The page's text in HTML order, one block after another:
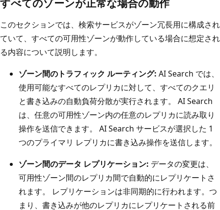
すべてのゾーンが正常な場合の動作
このセクションでは、検索サービスがゾーン冗長用に構成され
ていて、すべての可用性ゾーンが動作している場合に想定され
る内容について説明します。
ゾーン間のトラフィック ルーティング: AI Search では、
使用可能なすべてのレプリカに対して、すべてのクエリ
と書き込みの自動負荷分散が実行されます。 AI Search
は、任意の可用性ゾーン内の任意のレプリカに読み取り
操作を送信できます。 AI Search サービスが選択した 1
つのプライマリ レプリカに書き込み操作を送信します。
ゾーン間のデータ レプリケーション: データの変更は、
可用性ゾーン間のレプリカ間で自動的にレプリケートさ
れます。 レプリケーションは非同期的に行われます。つ
まり、書き込みが他のレプリカにレプリケートされる前